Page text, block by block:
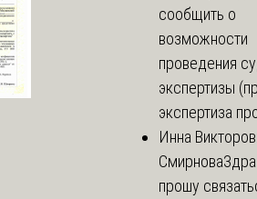
сообщить о
возможности
проведения
экспертизы
экспертиза
Инна
Смирнова
прошу